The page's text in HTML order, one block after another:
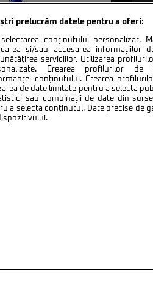
prelucrăm datele pentru a oferi:
conținutului personalizat.
și/sau accesarea informațiilor
serviciilor. Utilizarea
Crearea profilurilor de
conținutului. Crearea
de date limitate pentru a selecta
sau combinații de date din
a selecta conținutul. Date precise de